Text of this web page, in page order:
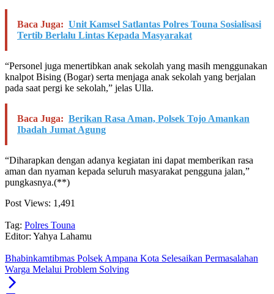
Baca Juga: Unit Kamsel Satlantas Polres Touna Sosialisasi
Tertib Berlalu Lintas Kepada Masyarakat
“Personel juga menertibkan anak sekolah yang masih menggunakan
knalpot Bising (Bogar) serta menjaga anak sekolah yang berjalan
pada saat pergi ke sekolah,” jelas Ulla.
Baca Juga: Berikan Rasa Aman, Polsek Tojo Amankan
Ibadah Jumat Agung
“Diharapkan dengan adanya kegiatan ini dapat memberikan rasa
aman dan nyaman kepada seluruh masyarakat pengguna jalan,”
pungkasnya.(**)
Post Views: 1,491
Tag: Polres Touna
Editor: Yahya Lahamu
Bhabinkamtibmas Polsek Ampana Kota Selesaikan Permasalahan
Warga Melalui Problem Solving